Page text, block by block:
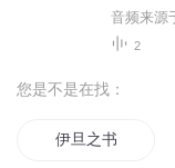
2
您是不是在找：
伊旦之书